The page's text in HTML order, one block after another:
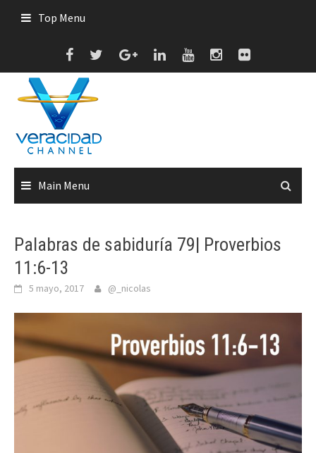
Top Menu
Main Menu
Palabras de sabiduría 79| Proverbios
11:6-13
5 mayo, 2017 @_nicolas